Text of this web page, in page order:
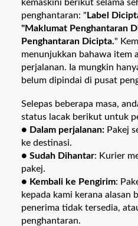
kemaskini berikut selama
penghantaran: " Label
"Maklumat Penghantaran
Penghantaran Dicipta."
menunjukkan bahawa item
perjalanan. Ia mungkin
belum dipindai di pusat
Selepas beberapa masa,
status lacak berikut untuk
● Dalam perjalanan: Pakej
ke destinasi.
● Sudah Dihantar: Kurier
pakej.
● Kembali ke Pengirim:
kepada kami kerana alasan
penerima tidak tersedia,
penghantaran.